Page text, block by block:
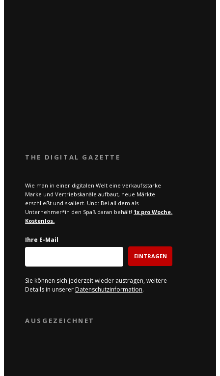
THE DIGITAL GAZETTE
Wie man in einer digitalen Welt eine verkaufsstarke
Marke und Vertriebskanäle aufbaut, neue Märkte
erschließt und skaliert. Und: Bei all dem als
Unternehmer*in den Spaß daran behält! 1x pro Woche.
Kostenlos.
Ihre E-Mail
EINTRAGEN
Sie können sich jederzeit wieder austragen, weitere
Details in unserer Datenschutzinformation.
AUSGEZEICHNET